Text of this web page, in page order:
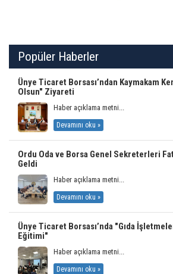
Popüler Haberler
Ünye Ticaret Borsası’ndan Kaymakam
Olsun" Ziyareti
Haber açıklama metni...
Devamını oku »
Ordu Oda ve Borsa Genel Sekreterleri
Geldi
Haber açıklama metni...
Devamını oku »
Ünye Ticaret Borsası’nda "Gıda
Eğitimi"
Haber açıklama metni...
Devamını oku »